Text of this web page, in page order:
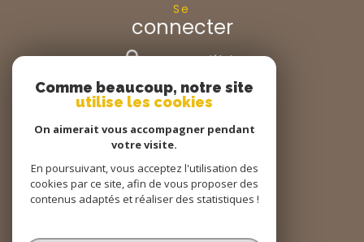
Se
connecter
espace propriétaire
Nous
suivre
Nous
adhérons
Comme beaucoup, notre site
utilise les cookies
On aimerait vous accompagner pendant
votre visite.
En poursuivant, vous acceptez l'utilisation des
cookies par ce site, afin de vous proposer des
contenus adaptés et réaliser des statistiques !